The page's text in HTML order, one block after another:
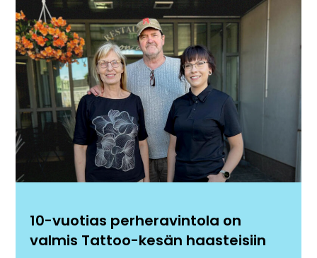
10-vuotias perheravintola on
valmis Tattoo-kesän haasteisiin